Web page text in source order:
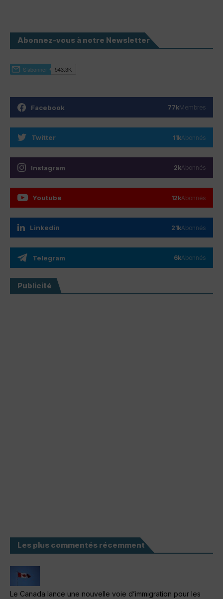
Abonnez-vous à notre Newsletter
Facebook 77kMembres
Twitter 11kAbonnés
Instagram 2kAbonnés
Youtube 12kAbonnés
Linkedin 21kAbonnés
Telegram 6kAbonnés
Publicité
Les plus commentés récemment
Le Canada lance une nouvelle voie d’immigration pour les